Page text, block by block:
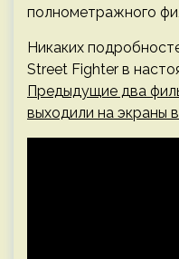
полнометражного
Никаких
Street Fighter в
Предыдущие два
выходили на экраны